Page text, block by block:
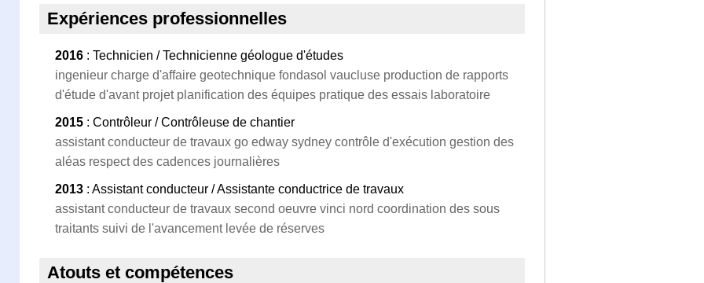
Expériences professionnelles
2016 : Technicien / Technicienne géologue d'études
ingenieur charge d'affaire geotechnique fondasol vaucluse production de rapports
d'étude d'avant projet planification des équipes pratique des essais laboratoire
2015 : Contrôleur / Contrôleuse de chantier
assistant conducteur de travaux go edway sydney contrôle d'exécution gestion des
aléas respect des cadences journalières
2013 : Assistant conducteur / Assistante conductrice de travaux
assistant conducteur de travaux second oeuvre vinci nord coordination des sous
traitants suivi de l'avancement levée de réserves
Atouts et compétences